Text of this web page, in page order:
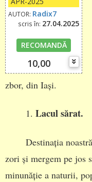
AUTOR: Radix7
scris în: 27.04.2025
RECOMANDĂ
10,00
zbor, din Iași.
1. Lacul sărat.
Destinația
zori și mergem pe jos
minunăție a naturii,